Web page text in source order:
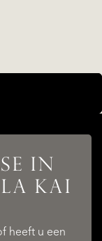
IN
KAI
heeft u een